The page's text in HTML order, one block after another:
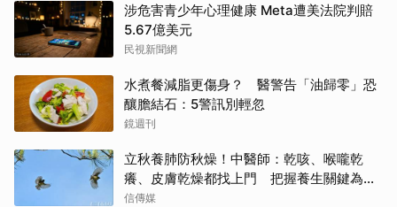
涉危害青少年心理健康 Meta遭美法院判賠
5.67億美元
民視新聞網
水煮餐減脂更傷身？ 醫警告「油歸零」恐
釀膽結石：5警訊別輕忽
鏡週刊
立秋養肺防秋燥！中醫師：乾咳、喉嚨乾
癢、皮膚乾燥都找上門 把握養生關鍵為秋
冬打底
信傳媒